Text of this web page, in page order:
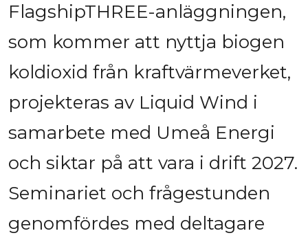
FlagshipTHREE-anläggningen,
som kommer att nyttja biogen
koldioxid från kraftvärmeverket,
projekteras av Liquid Wind i
samarbete med Umeå Energi
och siktar på att vara i drift 2027.
Seminariet och frågestunden
genomfördes med deltagare